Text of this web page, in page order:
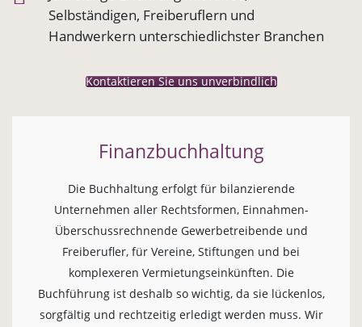
Selbständigen, Freiberuflern und
Handwerkern unterschiedlichster Branchen
Kontaktieren Sie uns unverbindlich
Finanzbuchhaltung
Die Buchhaltung erfolgt für bilanzierende
Unternehmen aller Rechtsformen, Einnahmen-
Überschussrechnende Gewerbetreibende und
Freiberufler, für Vereine, Stiftungen und bei
komplexeren Vermietungseinkünften. Die
Buchführung ist deshalb so wichtig, da sie lückenlos,
sorgfältig und rechtzeitig erledigt werden muss. Wir